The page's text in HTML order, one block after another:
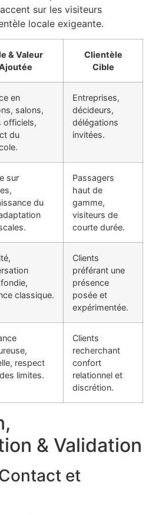
sur les visiteurs
locale exigeante.
& Valeur
Clientèle
Cible
en
salons,
officiels,
du
Entreprises,
décideurs,
délégations
invitées.
sur
du
Passagers
haut de
gamme,
visiteurs de
courte durée.
classique.
Clients
préférant une
présence
posée et
expérimentée.
respect
limites.
Clients
recherchant
confort
relationnel et
discrétion.
& Validation
et